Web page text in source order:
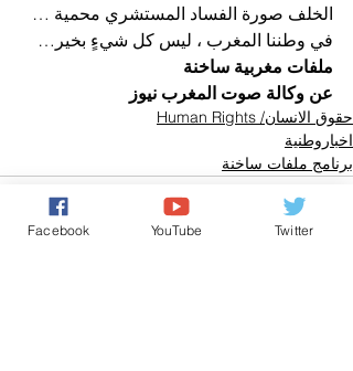
الخلف صورة الفساد المستشري محمية …
في وطننا المغرب ، ليس كل شيءٍ بخير…
ملفات مغربية ساخنة
عن وكالة صوت المغرب نيوز
حقوق الانسان/ Human Rights
اخباروطنية
برنامج ملفات ساخنة
Facebook YouTube Twitter